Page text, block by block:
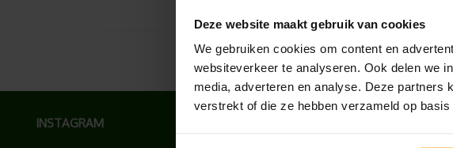
Deze website maakt gebruik van cookies
We gebruiken cookies om content en
websiteverkeer te analyseren. Ook delen we
media, adverteren en analyse. Deze partners
verstrekt of die ze hebben verzameld op
INSTAGRAM